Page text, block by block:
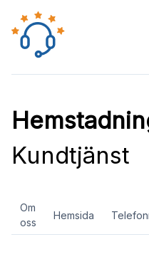
Kundtjänst
Om
oss
Hemsida